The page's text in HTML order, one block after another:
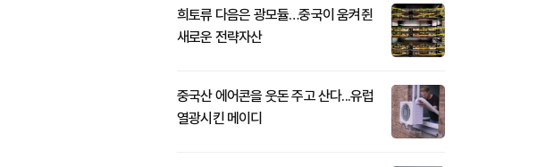
희토류 다음은 광모듈…중국이 움켜쥔
새로운 전략자산
중국산 에어콘을 웃돈 주고 산다...유럽
열광시킨 메이디